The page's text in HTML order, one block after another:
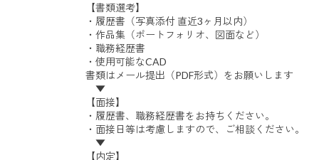
【書類選考】
・履歴書（写真添付 直近3ヶ月以内）
・作品集（ポートフォリオ、図面など）
・職務経歴書
・使用可能なCAD
書類はメール提出（PDF形式）をお願いします
▼
【面接】
・履歴書、職務経歴書をお持ちください。
・面接日等は考慮しますので、ご相談ください。
▼
【内定】